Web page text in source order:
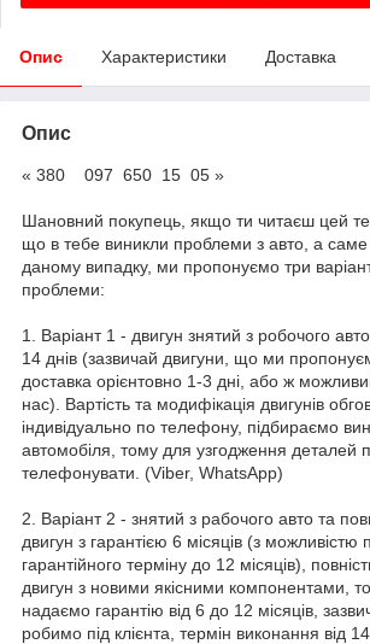
Опис Характеристики Доставка
Опис
« 380 097 650 15 05 »
Шановний покупець, якщо ти читаєш цей
що в тебе виникли проблеми з авто, а
даному випадку, ми пропонуємо три
проблеми:
1. Варіант 1 - двигун знятий з робочого
14 днів (зазвичай двигуни, що ми
доставка орієнтовно 1-3 дні, або ж
нас). Вартість та модифікація двигунів
індивідуально по телефону, підбираємо
автомобіля, тому для узгодження деталей
телефонувати. (Viber, WhatsApp)
2. Варіант 2 - знятий з рабочого авто та
двигун з гарантією 6 місяців (з
гарантійного терміну до 12 місяців),
двигун з новими якісними компонентами,
надаємо гарантію від 6 до 12 місяців,
робимо під клієнта, термін виконання від